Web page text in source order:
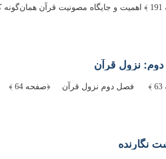
نزول قرآن
نگارنده